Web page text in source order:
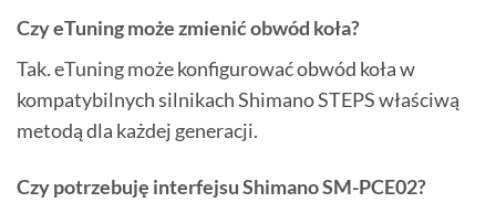
Czy eTuning może zmienić obwód koła?
Tak. eTuning może konfigurować obwód koła w
kompatybilnych silnikach Shimano STEPS właściwą
metodą dla każdej generacji.
Czy potrzebuję interfejsu Shimano SM-PCE02?